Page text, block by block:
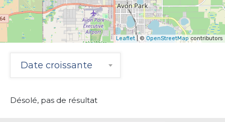
Leaflet| © OpenStreetMap contributors
Date croissante
Désolé, pas de résultat